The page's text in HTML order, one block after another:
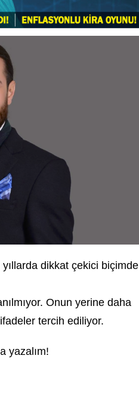
dikkat çekici biçimde
Onun yerine daha
tercih ediliyor.
yazalım!